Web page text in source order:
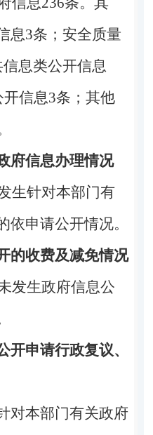
息3条；安全质量
息类公开信息
信息3条；其他
府信息办理情况
生针对本部门有
依申请公开情况。
的收费及减免情况
发生政府信息公
开申请行政复议、
对本部门有关政府